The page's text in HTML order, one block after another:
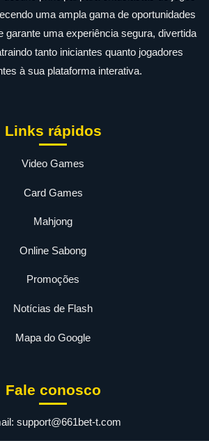
uma ampla gama de oportunidades
garante uma experiência segura, divertida
tanto iniciantes quanto jogadores
à sua plataforma interativa.
Links rápidos
Video Games
Card Games
Mahjong
Online Sabong
Promoções
Notícias de Flash
Mapa do Google
Fale conosco
support@661bet-t.com